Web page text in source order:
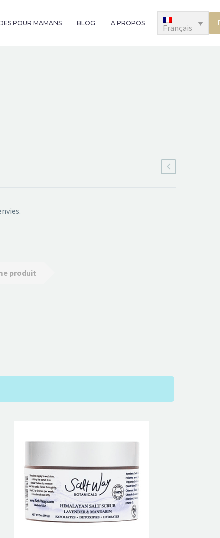
POUR MAMANS BLOG A PROPOS Français
produit